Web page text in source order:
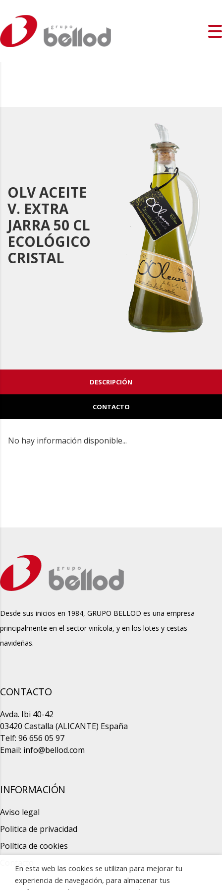
OLV ACEITE
V. EXTRA
JARRA 50 CL
ECOLÓGICO
CRISTAL
DESCRIPCIÓN
CONTACTO
No hay información disponible...
Desde sus inicios en 1984, GRUPO BELLOD es una empresa
principalmente en el sector vinícola, y en los lotes y cestas
navideñas.
CONTACTO
Avda. Ibi 40-42
03420 Castalla (ALICANTE) España
Telf: 96 656 05 97
Email: info@bellod.com
INFORMACIÓN
Aviso legal
Politica de privacidad
Política de cookies
En esta web las cookies se utilizan para mejorar tu
experiencia de navegación, para almacenar tus